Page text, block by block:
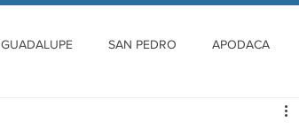
GUADALUPE SAN PEDRO APODACA